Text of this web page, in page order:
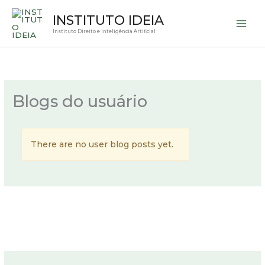
para
conteúdo
INSTITUTO IDEIA
Instituto Direito e Inteligência Artificial
Blogs do usuário
There are no user blog posts yet.